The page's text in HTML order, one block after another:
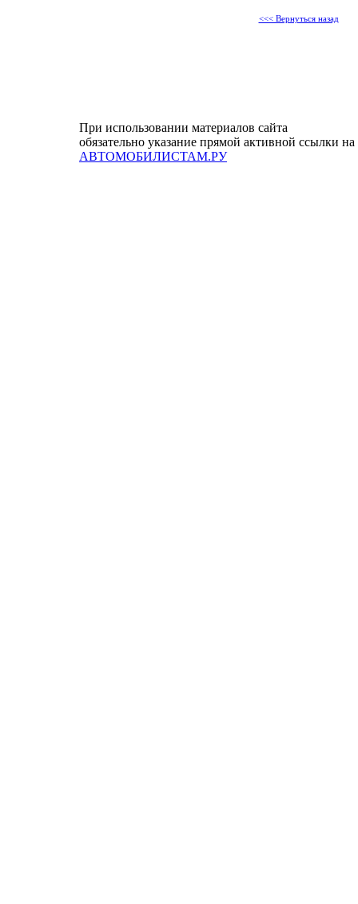
<<< Вернуться назад
При использовании материалов сайта
обязательно указание прямой активной ссылки на
АВТОМОБИЛИСТАМ.РУ